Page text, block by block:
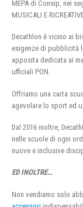
MEPA di Consip, nei
MUSICALI E
Decathlon è vicino ai
esigenze di pubblicità
apposita dedicata ai
ufficiali PON.
Offriamo una carta
agevolare lo sport ed
Dal 2016 inoltre,
nelle scuole di ogni
nuove e inclusive
ED INOLTRE…
Non vendiamo solo